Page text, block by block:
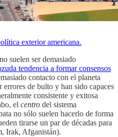
exterior americana.
suelen ser demasiado
tendencia a formar consensos
contacto con el planeta
de bulto y han sido capaces
consistente y exitosa
el centro del sistema
no sólo suelen hacerlo de forma
tirarse un par de décadas para
Irak, Afganistán).